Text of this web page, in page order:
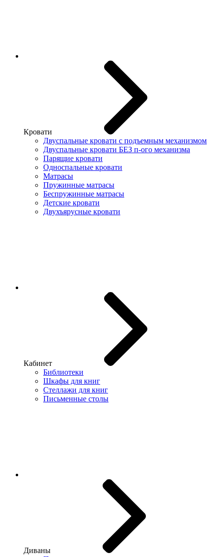
Кровати
Двуспальные кровати с подъемным механизмом
Двуспальные кровати БЕЗ п-ого механизма
Парящие кровати
Односпальные кровати
Матрасы
Пружинные матрасы
Беспружинные матрасы
Детские кровати
Двухъярусные кровати
Кабинет
Библиотеки
Шкафы для книг
Стеллажи для книг
Письменные столы
Диваны